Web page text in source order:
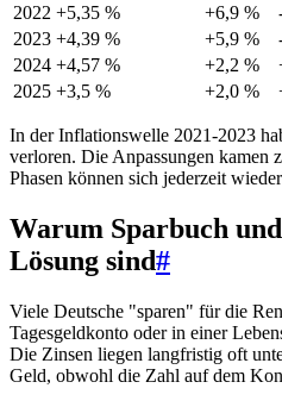
2022 +5,35 % +6,9 %
2023 +4,39 % +5,9 %
2024 +4,57 % +2,2 %
2025 +3,5 % +2,0 %
In der Inflationswelle 2021-2023
verloren. Die Anpassungen kamen
Phasen können sich jederzeit
Warum Sparbuch
Lösung sind#
Viele Deutsche "sparen" für die
Tagesgeldkonto oder in einer
Die Zinsen liegen langfristig oft
Geld, obwohl die Zahl auf dem